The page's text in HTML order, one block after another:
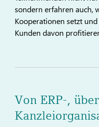
sondern erfahren auch,
Kooperationen setzt
Kunden davon
Von ERP-,